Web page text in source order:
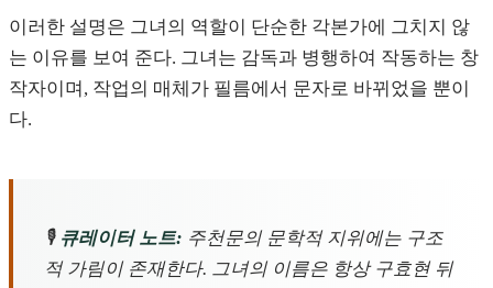
이러한 설명은 그녀의 역할이 단순한 각본가에 그치지 않
는 이유를 보여 준다. 그녀는 감독과 병행하여 작동하는 창
작자이며, 작업의 매체가 필름에서 문자로 바뀌었을 뿐이
다.
🎙️ 큐레이터 노트: 주천문의 문학적 지위에는 구조
적 가림이 존재한다. 그녀의 이름은 항상 구효현 뒤